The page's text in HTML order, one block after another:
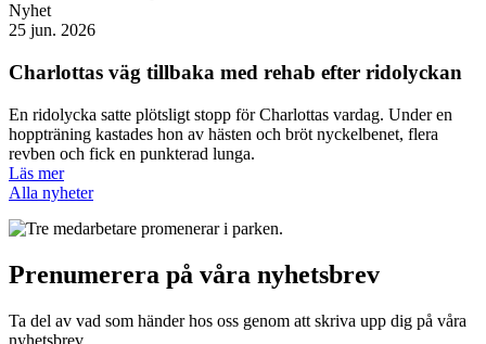
Nyhet
25 jun. 2026
Charlottas väg tillbaka med rehab efter ridolyckan
En ridolycka satte plötsligt stopp för Charlottas vardag. Under en
hoppträning kastades hon av hästen och bröt nyckelbenet, flera
revben och fick en punkterad lunga.
Läs mer
Alla nyheter
Prenumerera på våra nyhetsbrev
Ta del av vad som händer hos oss genom att skriva upp dig på våra
nyhetsbrev